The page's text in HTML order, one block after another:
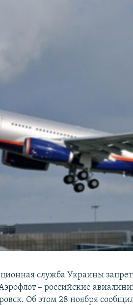
служба Украины
– российские
Об этом 28 ноября